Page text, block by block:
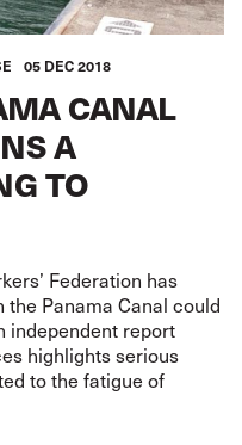
05 DEC 2018
CANAL
A
TO
Federation has
Panama Canal could
independent report
highlights serious
to the fatigue of